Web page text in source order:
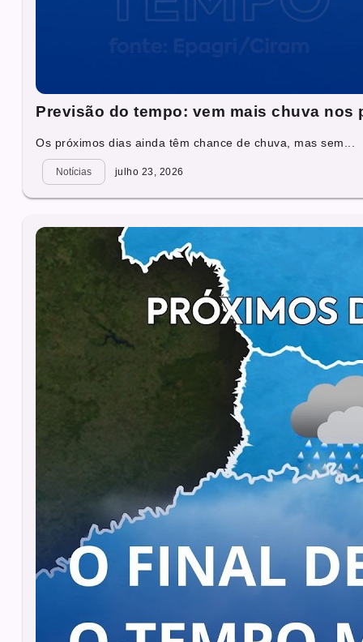
Previsão do tempo: vem mais chuva
Os próximos dias ainda têm chance de chuva, mas sem...
Notícias julho 23, 2026